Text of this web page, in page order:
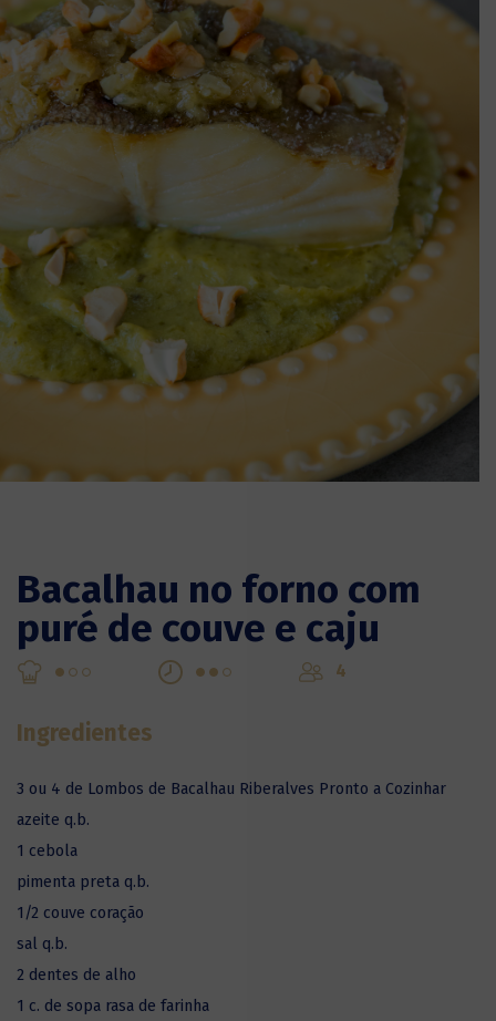
Bacalhau no forno com
puré de couve e caju
4
Ingredientes
3 ou 4 de Lombos de Bacalhau Riberalves Pronto a Cozinhar
azeite q.b.
1 cebola
pimenta preta q.b.
1/2 couve coração
sal q.b.
2 dentes de alho
1 c. de sopa rasa de farinha